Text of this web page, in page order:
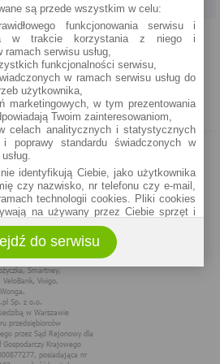
REKLAMA REGULAMIN
COOKIES ZASADY PLASOWANIA
są przede wszystkim w celu:
funkcjonowania serwisu i
w trakcie korzystania z niego i
serwisu usług,
funkcjonalności serwisu,
w ramach serwisu usług do
użytkownika,
marketingowych, w tym prezentowania
Twoim zainteresowaniom,
celach analitycznych i statystycznych
poprawy standardu świadczonych w
identyfikują Ciebie, jako użytkownika
czy nazwisko, nr telefonu czy e-mail,
technologii cookies. Pliki cookies
na używany przez Ciebie sprzęt i
plików cookies możliwy jest do
przeglądarki każdego użytkownika. Bez
informacje w plikach cookies mogą
Twojego urządzenia.
w technologii cookies jest
o.o. (dawniej: Rankomat Sp. z o. o. Sp.
ul. Wolska 88, 01 - 141 Warszawa.
w każdym czasie skontaktować się z
bok@ebroker.pl, jak również wyrazić
do serwisu